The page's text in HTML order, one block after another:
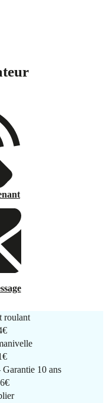
roulant
10 ans